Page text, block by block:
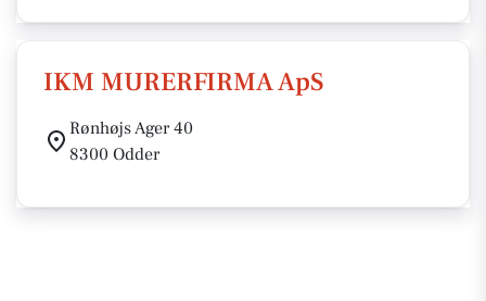
IKM MURERFIRMA ApS
Rønhøjs Ager 40
8300 Odder